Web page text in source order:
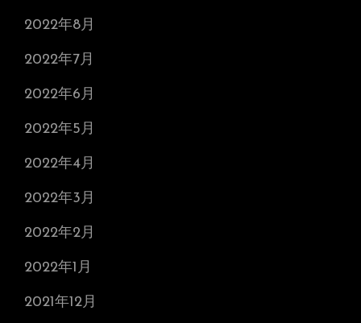
2022年8月
2022年7月
2022年6月
2022年5月
2022年4月
2022年3月
2022年2月
2022年1月
2021年12月